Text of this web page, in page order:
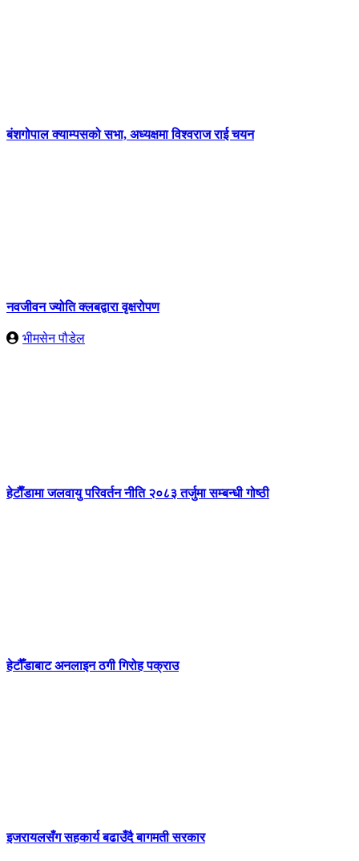
बंशगोपाल क्याम्पसको सभा, अध्यक्षमा विश्वराज राई चयन
नवजीवन ज्योति क्लबद्वारा वृक्षरोपण
भीमसेन पौडेल
हेटाैँडामा जलवायु परिवर्तन नीति २०८३ तर्जुमा सम्बन्धी गोष्ठी
हेटौँडाबाट अनलाइन ठगी गिरोह पक्राउ
इजरायलसँग सहकार्य बढाउँदै बागमती सरकार